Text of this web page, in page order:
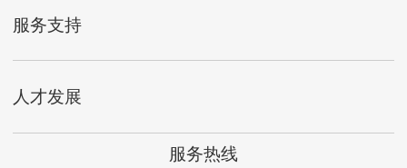
服务支持
人才发展
服务热线